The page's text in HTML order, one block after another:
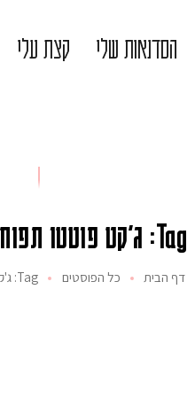
הסדנאות שלי קצת עלי
Tag: ג'קט פוטטו תפוח אדמה בתנור
דף הבית כל הפוסטים Tag: ג'קט פוטטו תפוח אדמה...